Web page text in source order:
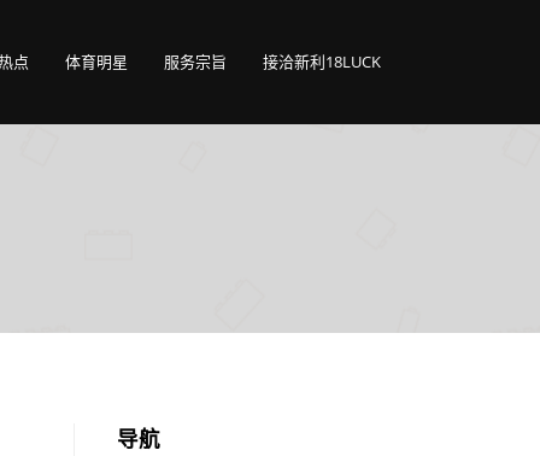
点 体育明星 服务宗旨 接洽新利18LUCK
导航